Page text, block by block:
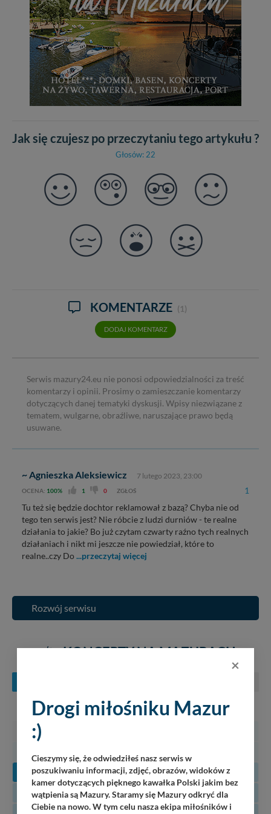
Jak się czujesz po przeczytaniu tego artykułu ?
Głosów: 22
KOMENTARZE (1)
DODAJ KOMENTARZ
Serwis mazury24.eu nie ponosi odpowiedzialności za treść
komentarzy i opinii. Prosimy o zamieszczanie komentarzy
dotyczących danej tematyki dyskusji. Wpisy niezwiązane z
tematem, wulgarne, obraźliwe, naruszające prawo będą
usuwane.
~ Agnieszka Aleksiewicz 7 lutego 2023, 23:00
OCENA: 100% 1 0 ZGŁOŚ 1
Tu też się będzie dochtor reklamował z bazą? Chyba nie od
tego ten serwis jest? Nie róbcie z ludzi durniów - te realne
działania to jakie? Bo już czytam czwarty raźno tych realnych
działaniach i nikt mi jeszcze nie powiedział, które to
realne..czy Do ...przeczytaj więcej
Rozwój serwisu
KONCERTY NA MAZURACH
WT ŚR CZ SO
27
10
11 12 13 14 15
17
18 19 20 21 22
×
Drogi miłośniku Mazur
:)
Cieszymy się, że odwiedziłeś nasz serwis w
poszukiwaniu informacji, zdjęć, obrazów, widoków z
kamer dotyczących pięknego kawałka Polski jakim bez
wątpienia są Mazury. Staramy się Mazury odkryć dla
Ciebie na nowo. W tym celu nasza ekipa miłośników i